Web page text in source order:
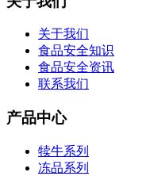
关于我们
食品安全知识
食品安全资讯
联系我们
产品中心
犊牛系列
冻品系列